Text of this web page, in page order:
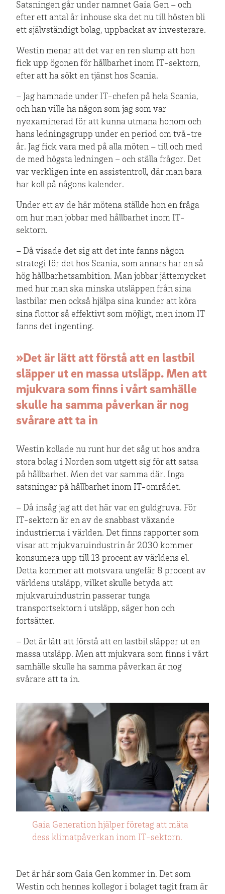
Satsningen går under namnet Gaia Gen – och
efter ett antal år inhouse ska det nu till hösten bli
ett självständigt bolag, uppbackat av investerare.
Westin menar att det var en ren slump att hon
fick upp ögonen för hållbarhet inom IT-sektorn,
efter att ha sökt en tjänst hos Scania.
– Jag hamnade under IT-chefen på hela Scania,
och han ville ha någon som jag som var
nyexaminerad för att kunna utmana honom och
hans ledningsgrupp under en period om två-tre
år. Jag fick vara med på alla möten – till och med
de med högsta ledningen – och ställa frågor. Det
var verkligen inte en assistentroll, där man bara
har koll på någons kalender.
Under ett av de här mötena ställde hon en fråga
om hur man jobbar med hållbarhet inom IT-
sektorn.
– Då visade det sig att det inte fanns någon
strategi för det hos Scania, som annars har en så
hög hållbarhetsambition. Man jobbar jättemycket
med hur man ska minska utsläppen från sina
lastbilar men också hjälpa sina kunder att köra
sina flottor så effektivt som möjligt, men inom IT
fanns det ingenting.
»Det är lätt att förstå att en lastbil
släpper ut en massa utsläpp. Men att
mjukvara som finns i vårt samhälle
skulle ha samma påverkan är nog
svårare att ta in
Westin kollade nu runt hur det såg ut hos andra
stora bolag i Norden som utgett sig för att satsa
på hållbarhet. Men det var samma där. Inga
satsningar på hållbarhet inom IT-området.
– Då insåg jag att det här var en guldgruva. För
IT-sektorn är en av de snabbast växande
industrierna i världen. Det finns rapporter som
visar att mjukvaruindustrin år 2030 kommer
konsumera upp till 13 procent av världens el.
Detta kommer att motsvara ungefär 8 procent av
världens utsläpp, vilket skulle betyda att
mjukvaruindustrin passerar tunga
transportsektorn i utsläpp, säger hon och
fortsätter.
– Det är lätt att förstå att en lastbil släpper ut en
massa utsläpp. Men att mjukvara som finns i vårt
samhälle skulle ha samma påverkan är nog
svårare att ta in.
Gaia Generation hjälper företag att mäta
dess klimatpåverkan inom IT-sektorn.
Det är här som Gaia Gen kommer in. Det som
Westin och hennes kollegor i bolaget tagit fram är